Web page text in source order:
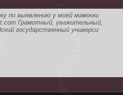
по выявлению у моей мамочки
Грамотный, уважительный,
государственный универси